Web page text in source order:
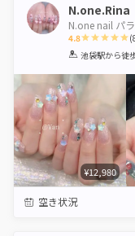
N.one.Rina
N.one nail パ
4.8
1 2 3 4 5
(
池袋駅から徒
¥12,980
空き状況